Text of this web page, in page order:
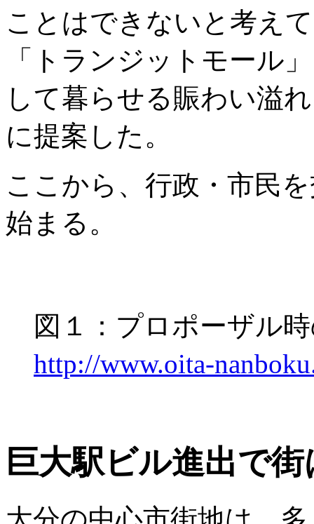
ことはできないと考え
「トランジットモール
して暮らせる賑わい溢
に提案した。
ここから、行政・市民
始まる。
図１：プロポーザル
http://www.oita-
巨大駅ビル進出で